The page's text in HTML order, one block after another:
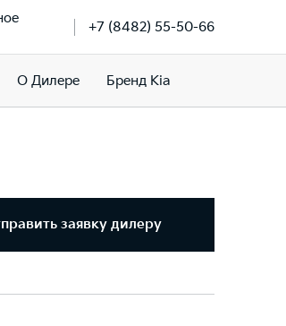
+7 (8482) 55-50-66
О Дилере Бренд Kia
заявку дилеру